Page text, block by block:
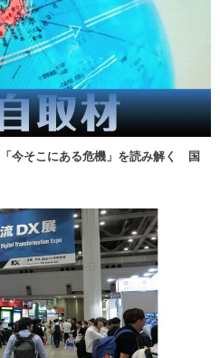
「今そこにある危機」を読み解く 国